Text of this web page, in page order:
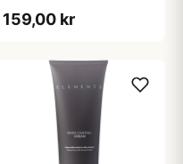
159,00 kr